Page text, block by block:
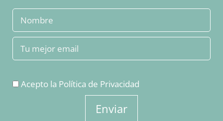
Acepto la Política de Privacidad